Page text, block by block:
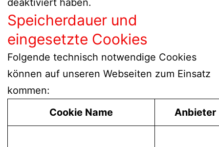
Speicherdauer und
eingesetzte Cookies
Folgende technisch notwendige Cookies
können auf unseren Webseiten zum Einsatz
kommen:
Cookie Name
Anbieter